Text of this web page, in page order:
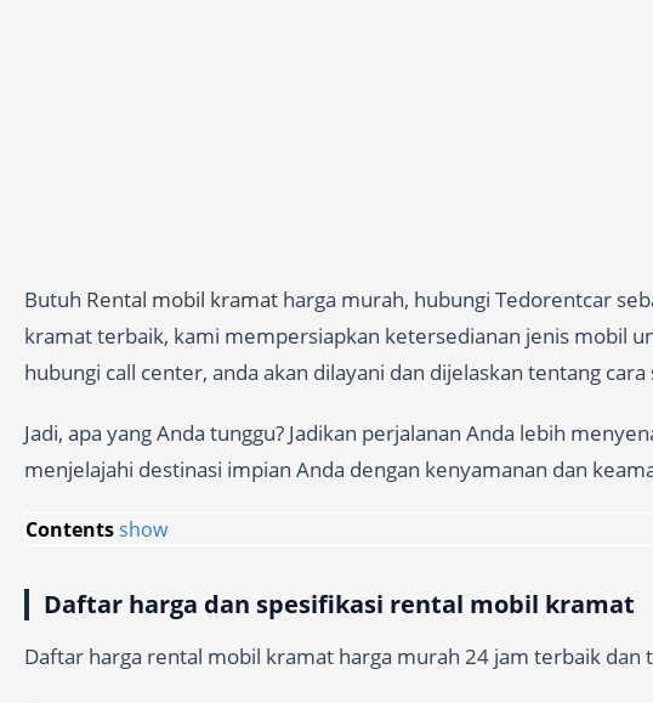
Butuh Rental mobil kramat harga murah, hubungi Tedorentcar
kramat terbaik, kami mempersiapkan ketersedianan jenis mobil
hubungi call center, anda akan dilayani dan dijelaskan tentang
Jadi, apa yang Anda tunggu? Jadikan perjalanan Anda lebih
menjelajahi destinasi impian Anda dengan kenyamanan dan
Contentsshow
Daftar harga dan spesifikasi rental mobil kramat
Daftar harga rental mobil kramat harga murah 24 jam terbaik dan